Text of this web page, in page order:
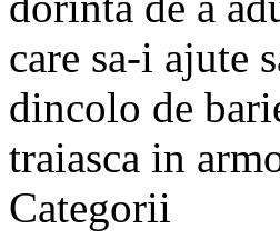
care sa-i ajute
dincolo de
traiasca in
Categorii